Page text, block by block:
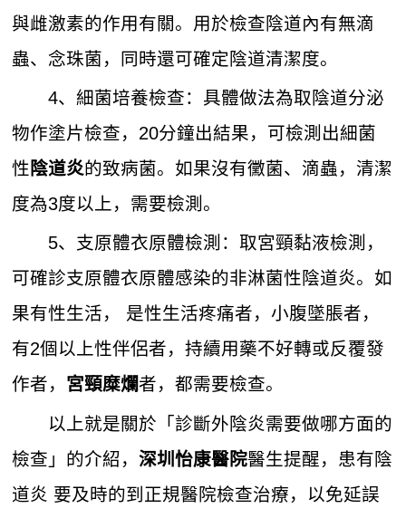
與雌激素的作用有關。用於檢查陰道內有無滴
蟲、念珠菌，同時還可確定陰道清潔度。
4、細菌培養檢查：具體做法為取陰道分泌
物作塗片檢查，20分鐘出結果，可檢測出細菌
性陰道炎的致病菌。如果沒有黴菌、滴蟲，清潔
度為3度以上，需要檢測。
5、支原體衣原體檢測：取宮頸黏液檢測，
可確診支原體衣原體感染的非淋菌性陰道炎。如
果有性生活， 是性生活疼痛者，小腹墜脹者，
有2個以上性伴侶者，持續用藥不好轉或反覆發
作者， 宮頸糜爛者，都需要檢查。
以上就是關於「診斷外陰炎需要做哪方面的
檢查」的介紹，深圳怡康醫院醫生提醒，患有陰
道炎 要及時的到正規醫院檢查治療，以免延誤